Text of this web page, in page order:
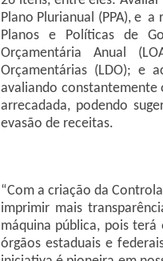
Plano Plurianual (PPA), e
Planos e Políticas de
Orçamentária Anual
Orçamentárias (LDO); e
avaliando
arrecadada, podendo
evasão de receitas.
“Com a criação da
imprimir mais
máquina pública, pois
órgãos estaduais e